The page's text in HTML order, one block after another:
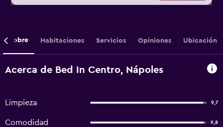
Sobre Habitaciones Servicios Opiniones Ubicación
Acerca de Bed In Centro, Nápoles
Limpieza 9,7
Comodidad 9,8